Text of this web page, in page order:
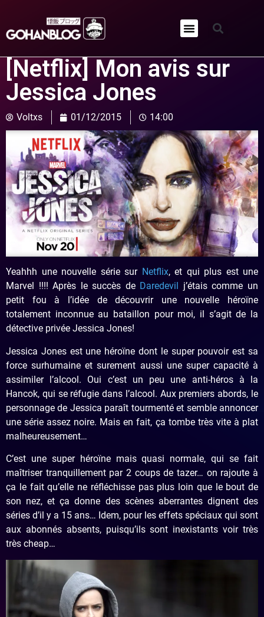
[Netflix] Mon avis sur
Jessica Jones
Voltxs 01/12/2015 14:00
Yeahhh une nouvelle série sur Netflix, et qui plus est une
Marvel !!!! Après le succès de Daredevil
j’étais comme un
petit fou à l’idée de découvrir une nouvelle héroïne
totalement inconnue au bataillon pour moi, il s’agit de la
détective privée Jessica Jones!
Jessica Jones est une héroïne dont le super pouvoir est sa
force surhumaine et surement aussi une super capacité à
assimiler l’alcool. Oui c’est un peu une anti-héros à la
Hancok, qui se réfugie dans l’alcool. Aux premiers abords, le
personnage de Jessica paraît tourmenté et semble annoncer
une série assez noire. Mais en fait, ça tombe très vite à plat
malheureusement…
C’est une super héroïne mais quasi normale, qui se fait
maîtriser tranquillement par 2 coups de tazer… on rajoute à
ça le fait qu’elle ne réfléchisse pas plus loin que le bout de
son nez, et ça donne des scènes aberrantes dignent des
séries d’il y a 15 ans… Idem, pour les effets spéciaux qui sont
aux abonnés absents, puisqu’ils sont inexistants voir très
très cheap…